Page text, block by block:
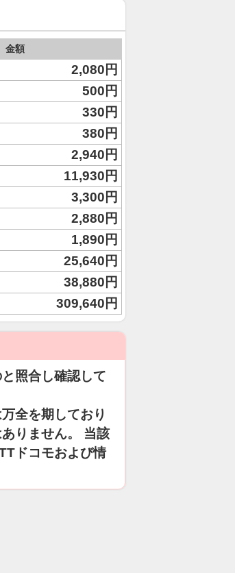
金額
2,080円
500円
330円
380円
2,940円
11,930円
3,300円
2,880円
1,890円
25,640円
38,880円
309,640円
照合し確認して
全を期しており
りません。 当該
ドコモおよび情